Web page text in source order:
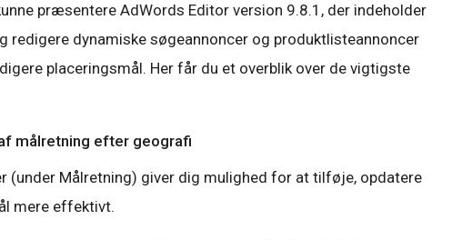
præsentere AdWords Editor version 9.8.1, der indeholder
redigere dynamiske søgeannoncer og produktlisteannoncer
placeringsmål. Her får du et overblik over de vigtigste
målretning efter geografi
(under Målretning) giver dig mulighed for at tilføje, opdatere
mere effektivt.